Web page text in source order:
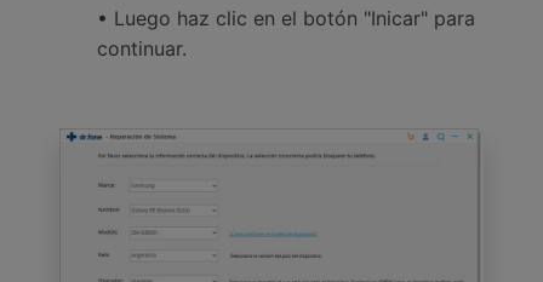
• Luego haz clic en el botón "Inicar" para
continuar.